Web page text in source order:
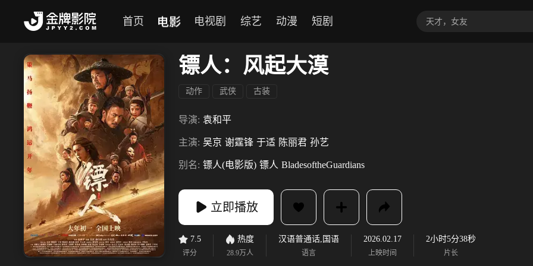
首页 电影 电视剧 综艺 动漫 短剧
镖人：风起大漠
动作 武侠 古装
导演: 袁和平
主演: 吴京 谢霆锋 于适 陈丽君 孙艺
别名: 镖人(电影版) 镖人 BladesoftheGuardians
立即播放
7.5
评分
热度
28.9万人
汉语普通话,国语
语言
2026.02.17
上映时间
2小时5分38秒
片长